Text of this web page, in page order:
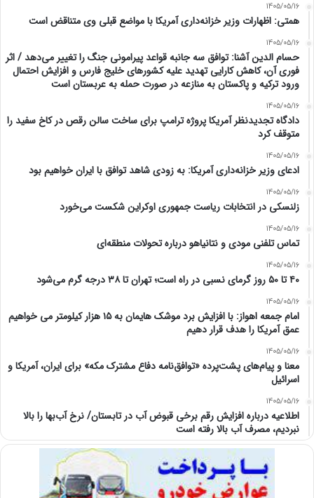
1405/05/16
همتی: اظهارات وزیر خزانه‌داری آمریکا با مواضع قبلی وی متناقض است
1405/05/16
حسام الدین آشنا: توافق سه جانبه قواعد پیرامونی جنگ را تغییر می‌دهد / اثر
فوری آن، کاهش کارایی تهدید علیه کشور‌های خلیج فارس و افزایش احتمال
ورود ترکیه و پاکستان به منازعه در صورت حمله به عربستان است
1405/05/16
دادگاه تجدیدنظر آمریکا پروژه ترامپ برای ساخت سالن رقص در کاخ سفید را
متوقف کرد
1405/05/16
ادعای وزیر خزانه‌داری آمریکا: به زودی شاهد توافق با ایران خواهیم بود
1405/05/16
زلنسکی در انتخابات ریاست جمهوری اوکراین شکست می‌خورد
1405/05/16
تماس تلفنی مودی و نتانیاهو درباره تحولات منطقه‌ای
1405/05/16
۴۰ تا ۵۰ روز گرمای نسبی در راه است؛ تهران تا ۳۸ درجه گرم می‌شود
1405/05/16
امام‌ جمعه اهواز: با افزایش برد موشک هایمان به ۱۵ هزار کیلومتر می خواهیم
عمق آمریکا را هدف قرار دهیم
1405/05/16
معنا و پیام‌های پشت‌پرده «توافق‌نامه دفاع مشترک مکه» برای ایران، آمریکا و
اسرائیل
1405/05/16
اطلاعیه درباره افزایش رقم برخی قبوض آب در تابستان/ نرخ آب‌بها را بالا
نبردیم، مصرف آب بالا رفته است